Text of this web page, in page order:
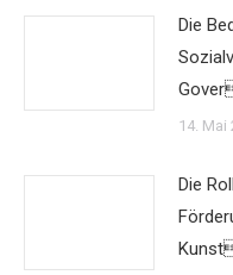
Die
14. Mai
Die